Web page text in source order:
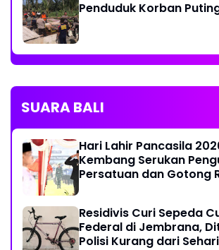
Penduduk Korban
SUARA BALI
Hari Lahir Pancasila
Kembang Serukan
Persatuan dan Gotong
Residivis Curi Sepeda
Federal di Jembrana,
Polisi Kurang dari Sehari